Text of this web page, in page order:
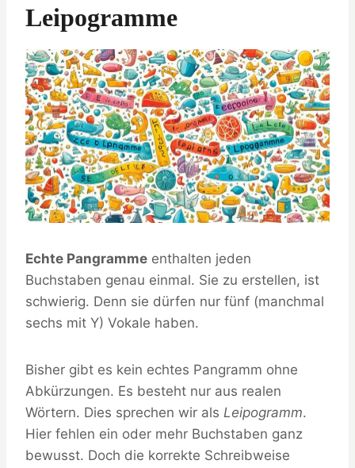
Leipogramme
Echte Pangramme enthalten jeden
Buchstaben genau einmal. Sie zu erstellen, ist
schwierig. Denn sie dürfen nur fünf (manchmal
sechs mit Y) Vokale haben.
Bisher gibt es kein echtes Pangramm ohne
Abkürzungen. Es besteht nur aus realen
Wörtern. Dies sprechen wir als Leipogramm.
Hier fehlen ein oder mehr Buchstaben ganz
bewusst. Doch die korrekte Schreibweise